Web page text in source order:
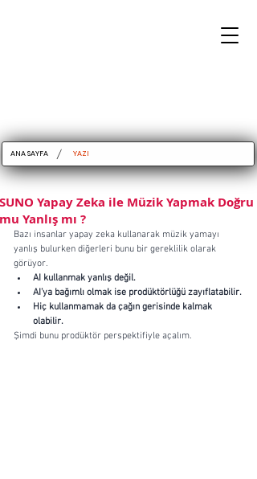
ANA SAYFA / YAZI
SUNO Yapay Zeka ile Müzik Yapmak Doğru
mu Yanlış mı ?
Bazı insanlar yapay zeka kullanarak müzik yamayı
yanlış bulurken diğerleri bunu bir gereklilik olarak
görüyor.
AI kullanmak yanlış değil.
AI’ya bağımlı olmak ise prodüktörlüğü zayıflatabilir.
Hiç kullanmamak da çağın gerisinde kalmak
olabilir.
Şimdi bunu prodüktör perspektifiyle açalım.